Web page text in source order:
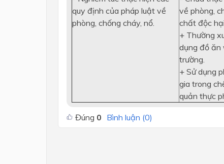
quy định của pháp luật về
phòng, chống cháy, nổ.
về phòng,
chất độc
+ Thường
dụng đồ ăn
trường.
+ Sử dụng
gia trong
quản thực
Đúng 0 Bình luận (0)